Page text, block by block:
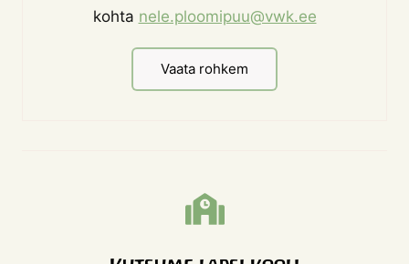
kohta nele.ploomipuu@vwk.ee
Vaata rohkem